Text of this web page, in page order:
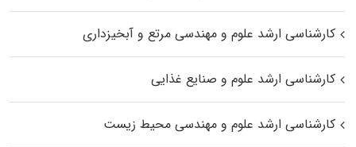
کارشناسی ارشد علوم و مهندسی مرتع و آبخیزداری
کارشناسی ارشد علوم و صنایع غذایی
کارشناسی ارشد علوم و مهندسی محیط زیست